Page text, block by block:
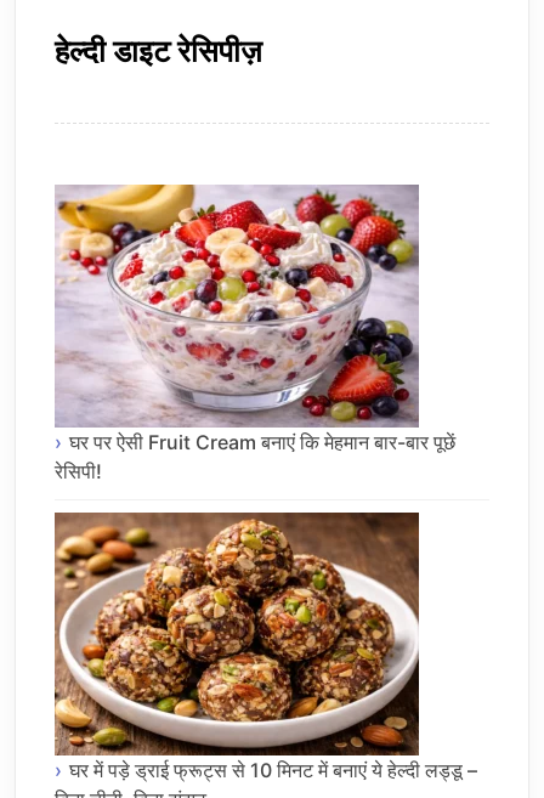
हेल्दी डाइट रेसिपीज़
घर पर ऐसी Fruit Cream बनाएं कि मेहमान बार-बार पूछें
रेसिपी!
घर में पड़े ड्राई फ्रूट्स से 10 मिनट में बनाएं ये हेल्दी लड्डू –